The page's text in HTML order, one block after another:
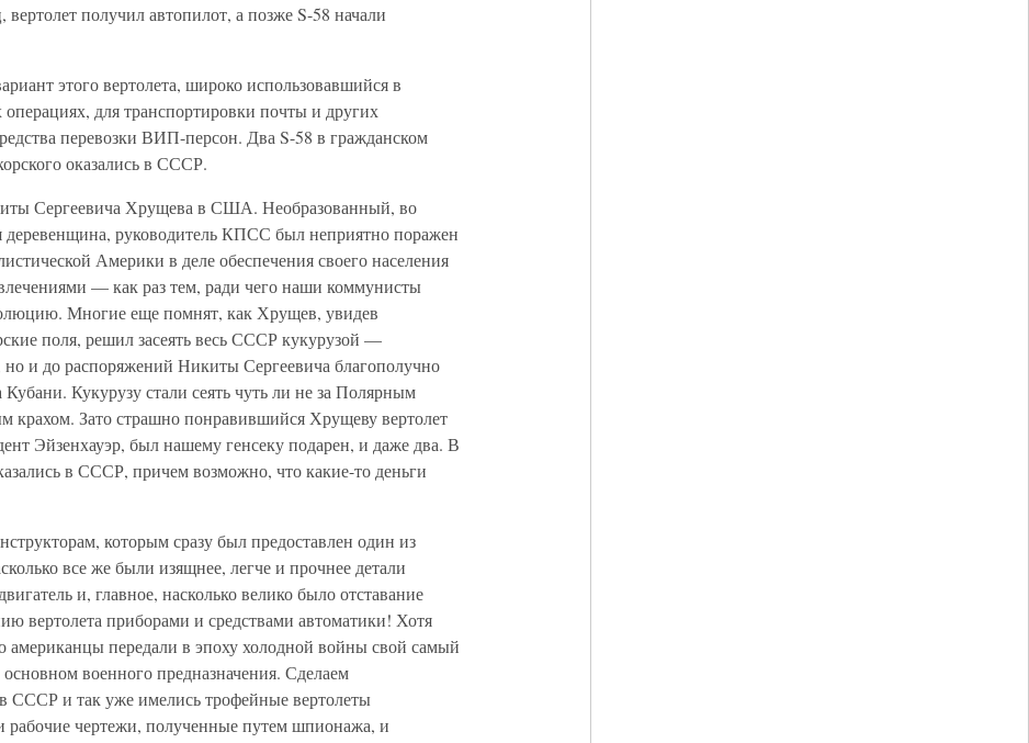
получил автопилот, а позже S-58 начали
этого вертолета, широко использовавшийся в
для транспортировки почты и других
перевозки ВИП-персон. Два S-58 в гражданском
оказались в СССР.
Сергеевича Хрущева в США. Необразованный, во
деревенщина, руководитель КПСС был неприятно поражен
Америки в деле обеспечения своего населения
— как раз тем, ради чего наши коммунисты
Многие еще помнят, как Хрущев, увидев
поля, решил засеять весь СССР кукурузой —
но и до распоряжений Никиты Сергеевича благополучно
Кукурузу стали сеять чуть ли не за Полярным
крахом. Зато страшно понравившийся Хрущеву вертолет
Эйзенхауэр, был нашему генсеку подарен, и даже два. В
в СССР, причем возможно, что какие-то деньги
которым сразу был предоставлен один из
все же были изящнее, легче и прочнее детали
и, главное, насколько велико было отставание
вертолета приборами и средствами автоматики! Хотя
американцы передали в эпоху холодной войны свой самый
военного предназначения. Сделаем
СССР и так уже имелись трофейные вертолеты
рабочие чертежи, полученные путем шпионажа, и